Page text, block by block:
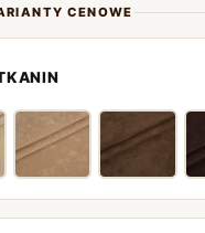
CENOWE